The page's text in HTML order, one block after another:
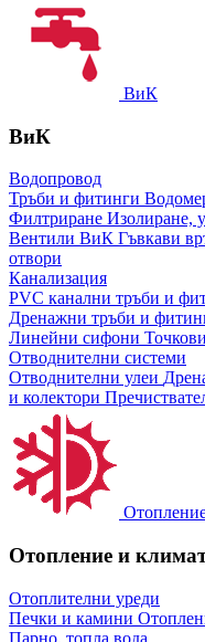
ВиК
ВиК
Водопровод
Тръби и фитинги
Филтриране Изолиране,
Вентили ВиК Гъвкави
отвори
Канализация
PVC канални тръби и
Дренажни тръби и
Линейни сифони
Отводнителни системи
Отводнителни улеи
и колектори
Отопление и
Отоплителни уреди
Печки и камини
Парно, топла вода